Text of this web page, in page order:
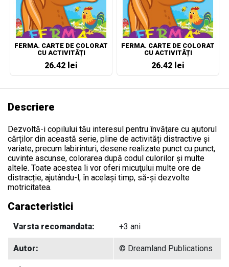
FERMA. CARTE DE COLORAT
CU ACTIVITĂȚI
26.42 lei
FERMA. CARTE DE COLORAT
CU ACTIVITĂȚI
26.42 lei
Descriere
Dezvoltă-i copilului tău interesul pentru învățare cu ajutorul
cărților din această serie, pline de activități distractive și
variate, precum labirinturi, desene realizate punct cu punct,
cuvinte ascunse, colorarea după codul culorilor și multe
altele. Toate acestea îi vor oferi micuţului multe ore de
distracție, ajutându-l, în același timp, să-și dezvolte
motricitatea.
Caracteristici
Varsta recomandata: +3 ani
Autor: © Dreamland Publications